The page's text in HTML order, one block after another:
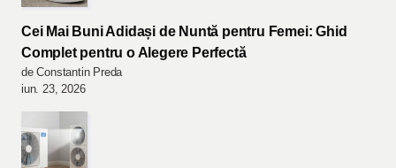
Cei Mai Buni Adidași de Nuntă pentru Femei: Ghid
Complet pentru o Alegere Perfectă
de Constantin Preda
iun. 23, 2026